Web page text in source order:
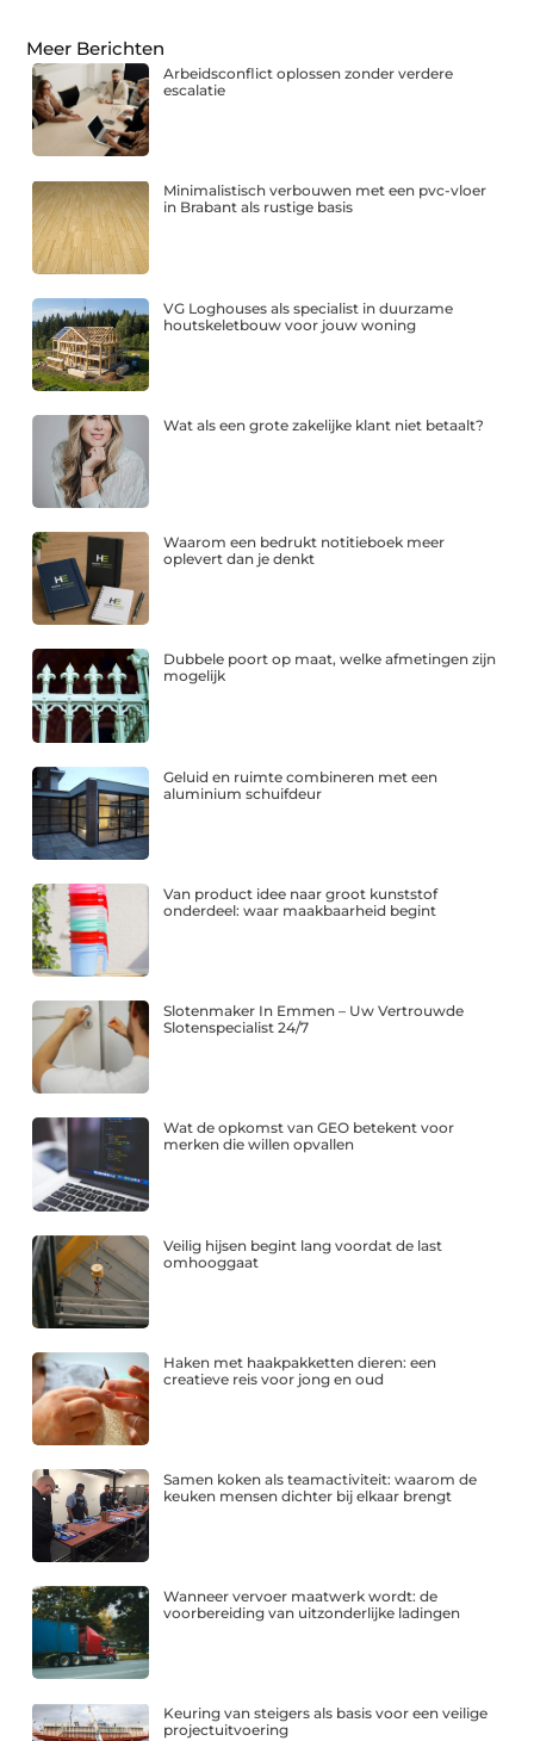
Meer Berichten
Arbeidsconflict oplossen zonder verdere
escalatie
Minimalistisch verbouwen met een pvc-vloer
in Brabant als rustige basis
VG Loghouses als specialist in duurzame
houtskeletbouw voor jouw woning
Wat als een grote zakelijke klant niet betaalt?
Waarom een bedrukt notitieboek meer
oplevert dan je denkt
Dubbele poort op maat, welke afmetingen zijn
mogelijk
Geluid en ruimte combineren met een
aluminium schuifdeur
Van product idee naar groot kunststof
onderdeel: waar maakbaarheid begint
Slotenmaker In Emmen – Uw Vertrouwde
Slotenspecialist 24/7
Wat de opkomst van GEO betekent voor
merken die willen opvallen
Veilig hijsen begint lang voordat de last
omhooggaat
Haken met haakpakketten dieren: een
creatieve reis voor jong en oud
Samen koken als teamactiviteit: waarom de
keuken mensen dichter bij elkaar brengt
Wanneer vervoer maatwerk wordt: de
voorbereiding van uitzonderlijke ladingen
Keuring van steigers als basis voor een veilige
projectuitvoering